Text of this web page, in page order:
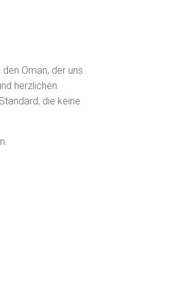
Oman, der uns
herzlichen
die keine